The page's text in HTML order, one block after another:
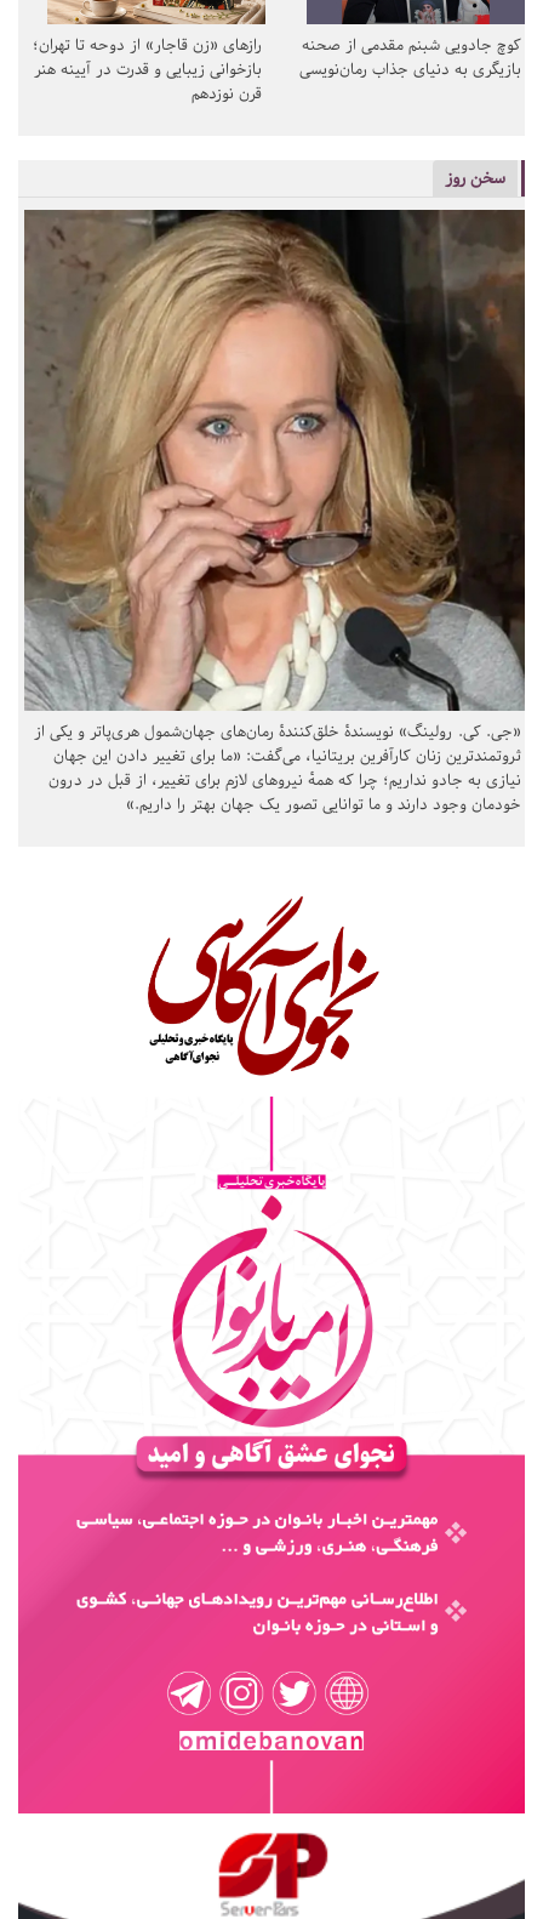
کوچ جادویی شبنم مقدمی از صحنه
بازیگری به دنیای جذاب رمان‌نویسی
رازهای «زن قاجار» از دوحه تا تهران؛
بازخوانی زیبایی و قدرت در آیینه هنر
قرن نوزدهم
سخن روز
«جی. کی. رولینگ» نویسندهٔ خلق‌کنندهٔ رمان‌های جهان‌شمول هری‌پاتر و یکی از
ثروتمندترین زنان کارآفرین بریتانیا، می‌گفت: «ما برای تغییر دادن این جهان
نیازی به جادو نداریم؛ چرا که همهٔ نیروهای لازم برای تغییر، از قبل در درون
خودمان وجود دارند و ما توانایی تصور یک جهان بهتر را داریم.»